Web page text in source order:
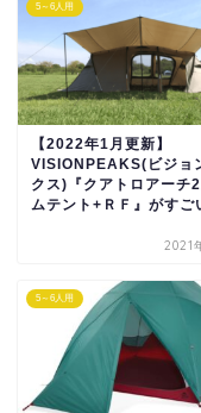
5～6人用
【2022年1月更新】
VISIONPEAKS(ビジョ
クス)『クアトロアーチ
ムテント+ＲＦ』がすご
2021
5～6人用